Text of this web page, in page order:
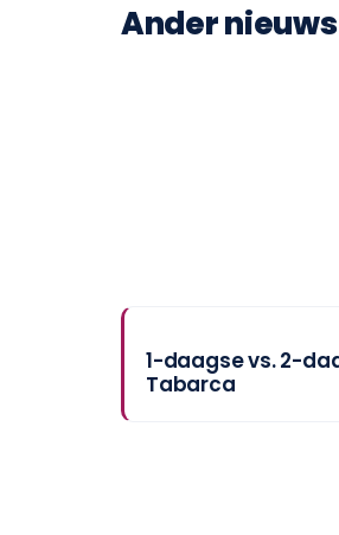
Ander
1-daagse vs. 2-
Tabarca